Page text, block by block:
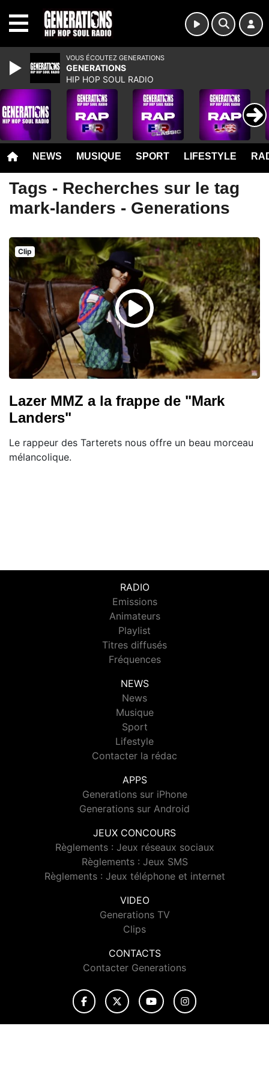
NEWS MUSIQUE SPORT LIFESTYLE
Tags - Recherches sur le tag
mark-landers - Generations
Clip
Lazer MMZ a la frappe de "Mark
Landers"
Le rappeur des Tarterets nous offre un beau morceau
mélancolique.
RADIO
Emissions
Animateurs
Playlist
Titres diffusés
Fréquences
NEWS
News
Musique
Sport
Lifestyle
Contacter la rédac
APPS
Generations sur iPhone
Generations sur Android
JEUX CONCOURS
Règlements : Jeux réseaux sociaux
Règlements : Jeux SMS
Règlements : Jeux téléphone et internet
VIDEO
Generations TV
Clips
CONTACTS
Contacter Generations
VOUS ÉCOUTEZ GENERATIONS
GENERATIONS
HIP HOP SOUL RADIO